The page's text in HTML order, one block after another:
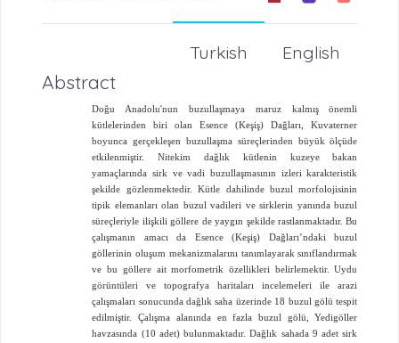
English
Turkish
Abstract
Doğu Anadolu'nun buzullaşmaya maruz kalmış önemli
kütlelerinden biri olan Esence (Keşiş) Dağları, Kuvaterner
boyunca gerçekleşen buzullaşma süreçlerinden büyük ölçüde
etkilenmiştir. Nitekim dağlık kütlenin kuzeye bakan
yamaçlarında sirk ve vadi buzullaşmasının izleri karakteristik
şekilde gözlenmektedir. Kütle dahilinde buzul morfolojisinin
tipik elemanları olan buzul vadileri ve sirklerin yanında buzul
süreçleriyle ilişkili göllere de yaygın şekilde rastlanmaktadır. Bu
çalışmanın amacı da Esence (Keşiş) Dağları’ndaki buzul
göllerinin oluşum mekanizmalarını tanımlayarak sınıflandırmak
ve bu göllere ait morfometrik özellikleri belirlemektir. Uydu
görüntüleri ve topografya haritaları incelemeleri ile arazi
çalışmaları sonucunda dağlık saha üzerinde 18 buzul gölü tespit
edilmiştir. Çalışma alanında en fazla buzul gölü, Yedigöller
havzasında (10 adet) bulunmaktadır. Dağlık sahada 9 adet sirk